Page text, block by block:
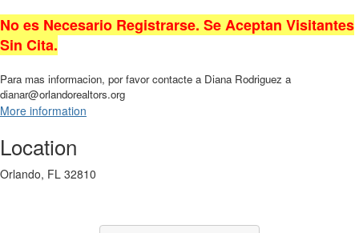
No es Necesario Registrarse. Se Aceptan Visitantes
Sin Cita.
Para mas informacion, por favor contacte a Diana Rodriguez a
dianar@orlandorealtors.org
More information
Location
Orlando, FL 32810